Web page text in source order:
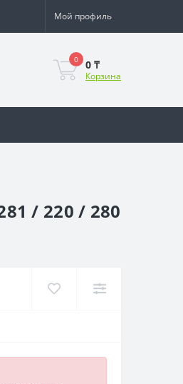
Мой профиль
0 0 ₸
Корзина
/ 220 / 280